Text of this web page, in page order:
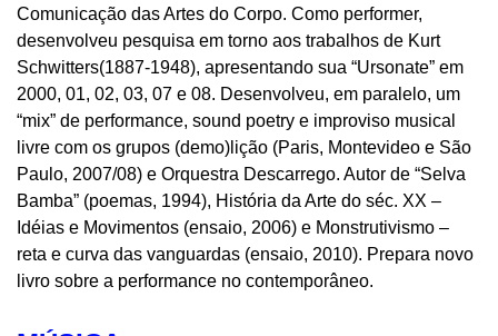
Comunicação das Artes do Corpo. Como performer,
desenvolveu pesquisa em torno aos trabalhos de Kurt
Schwitters(1887-1948), apresentando sua “Ursonate” em
2000, 01, 02, 03, 07 e 08. Desenvolveu, em paralelo, um
“mix” de performance, sound poetry e improviso musical
livre com os grupos (demo)lição (Paris, Montevideo e São
Paulo, 2007/08) e Orquestra Descarrego. Autor de “Selva
Bamba” (poemas, 1994), História da Arte do séc. XX –
Idéias e Movimentos (ensaio, 2006) e Monstrutivismo –
reta e curva das vanguardas (ensaio, 2010). Prepara novo
livro sobre a performance no contemporâneo.